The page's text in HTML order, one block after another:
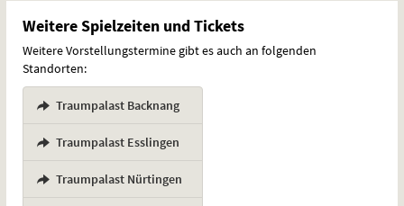
Weitere Spielzeiten und Tickets
Weitere Vorstellungstermine gibt es auch an folgenden
Standorten:
Traumpalast Backnang
Traumpalast Esslingen
Traumpalast Nürtingen